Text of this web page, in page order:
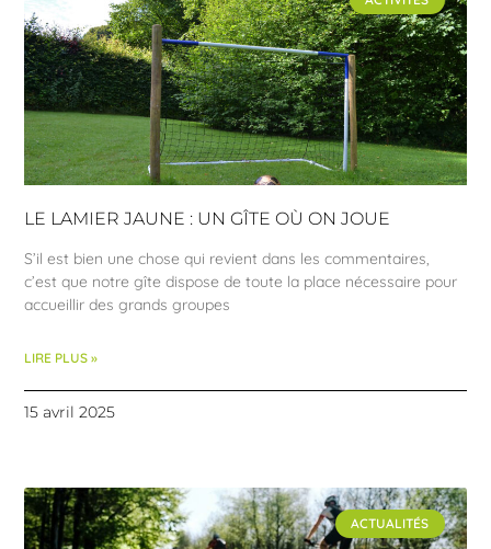
LE LAMIER JAUNE : UN GÎTE OÙ ON JOUE
S’il est bien une chose qui revient dans les commentaires,
c’est que notre gîte dispose de toute la place nécessaire pour
accueillir des grands groupes
LIRE PLUS »
15 avril 2025
ACTUALITÉS